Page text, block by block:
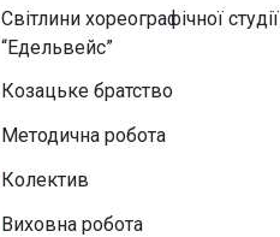
Світлини хореографічної студії
“Едельвейс”
Козацьке братство
Методична робота
Колектив
Виховна робота